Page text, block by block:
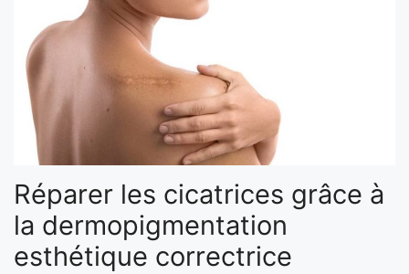
Réparer les cicatrices grâce à
la dermopigmentation
esthétique correctrice